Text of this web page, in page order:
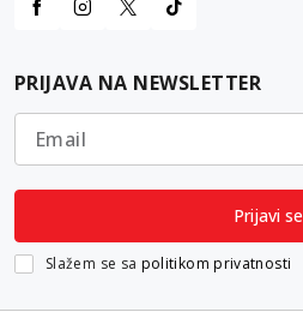
PRIJAVA NA NEWSLETTER
Email
Prijavi se
Slažem se sa politikom privatnosti